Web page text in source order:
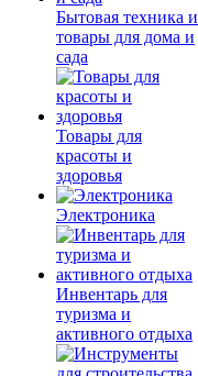
Бытовая техника и
товары для дома и
сада
Товары для
красоты и
здоровья
Электроника
Инвентарь для
туризма и
активного отдыха